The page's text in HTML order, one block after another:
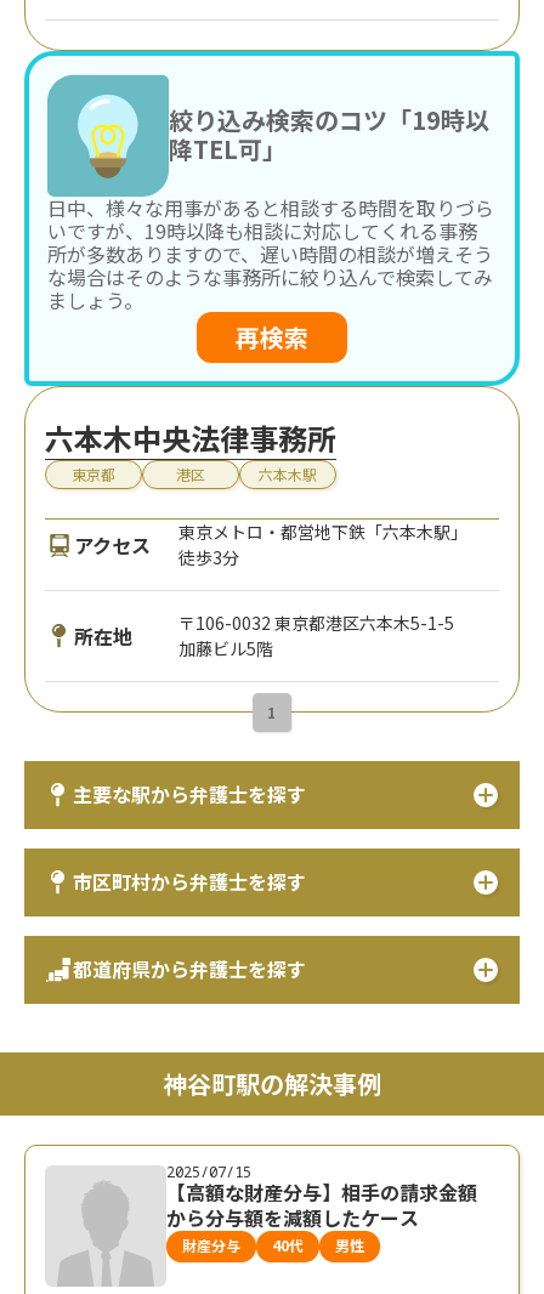
絞り込み検索のコツ「19時以
降TEL可」
日中、様々な用事があると相談する時間を取りづら
いですが、19時以降も相談に対応してくれる事務
所が多数ありますので、遅い時間の相談が増えそう
な場合はそのような事務所に絞り込んで検索してみ
ましょう。
再検索
六本木中央法律事務所
東京都 港区 六本木駅
アクセス
東京メトロ・都営地下鉄「六本木駅」
徒歩3分
所在地
〒106-0032 東京都港区六本木5-1-5
加藤ビル5階
1
主要な駅から弁護士を探す
市区町村から弁護士を探す
都道府県から弁護士を探す
神谷町駅の解決事例
2025/07/15
【高額な財産分与】相手の請求金額
から分与額を減額したケース
財産分与 40代 男性